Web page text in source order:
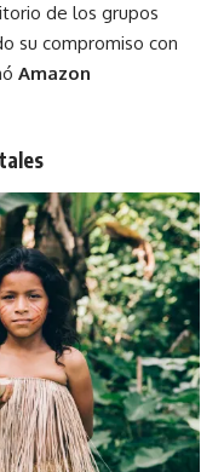
de los grupos
su compromiso con
Amazon